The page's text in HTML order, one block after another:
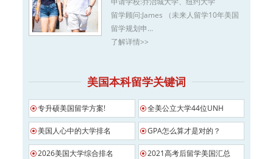
留学顾问:James （未来人留学10年美国
留学规划申…
了解详情>>
美国本科留学关键词
专升硕美国留学方案! 全美公立大学44位UNH
美国人心中的大学排名 GPA怎么算才是对的？
2026美国大学综合排名 2021高考后留学美国汇总